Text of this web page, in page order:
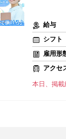
給与
シフト
雇用形
アクセ
本日、掲載